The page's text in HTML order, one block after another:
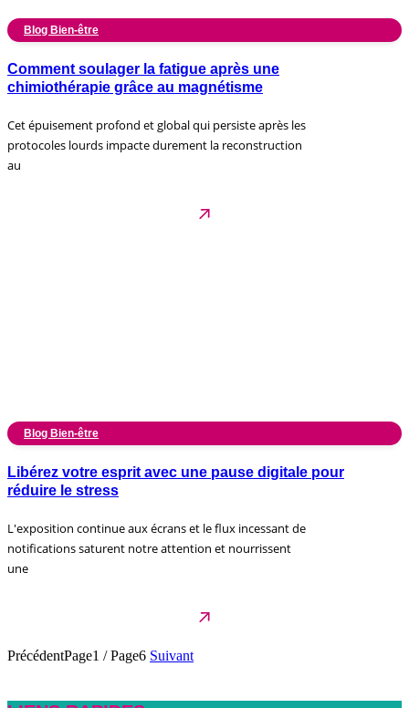
Blog Bien-être
Comment soulager la fatigue après une
chimiothérapie grâce au magnétisme
Cet épuisement profond et global qui persiste après les
protocoles lourds impacte durement la reconstruction
au
Blog Bien-être
Libérez votre esprit avec une pause digitale pour
réduire le stress
L'exposition continue aux écrans et le flux incessant de
notifications saturent notre attention et nourrissent
une
PrécédentPage1 / Page6 Suivant